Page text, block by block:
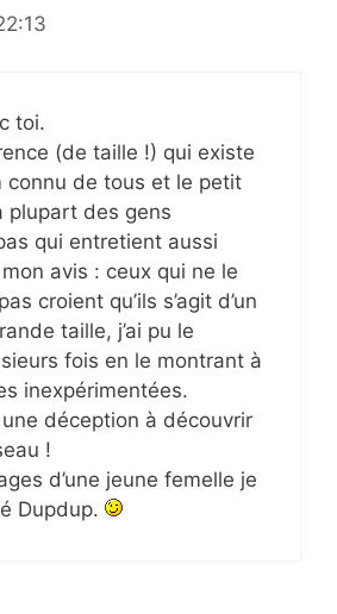
toi.
(de taille !) qui existe
connu de tous et le petit
plupart des gens
qui entretient aussi
mon avis : ceux qui ne le
croient qu’ils s’agit d’un
taille, j’ai pu le
fois en le montrant à
inexpérimentées.
déception à découvrir
!
d’une jeune femelle je
Dupdup.